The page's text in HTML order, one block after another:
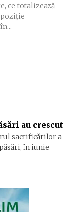
ce totalizează
au crescut
sacrificărilor a
în iunie